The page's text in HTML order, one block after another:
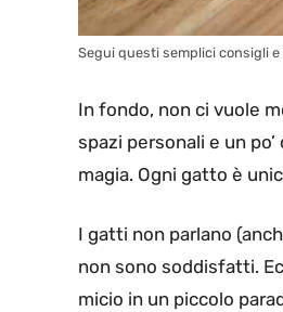
Segui questi semplici consigli
In fondo, non ci vuole
spazi personali e un
magia. Ogni gatto è
I gatti non parlano
non sono soddisfatti.
micio in un piccolo